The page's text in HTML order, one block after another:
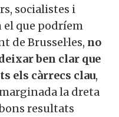
socialistes i
que podríem
de Brussel·les, no
ben clar que
els càrrecs clau,
la dreta
resultats